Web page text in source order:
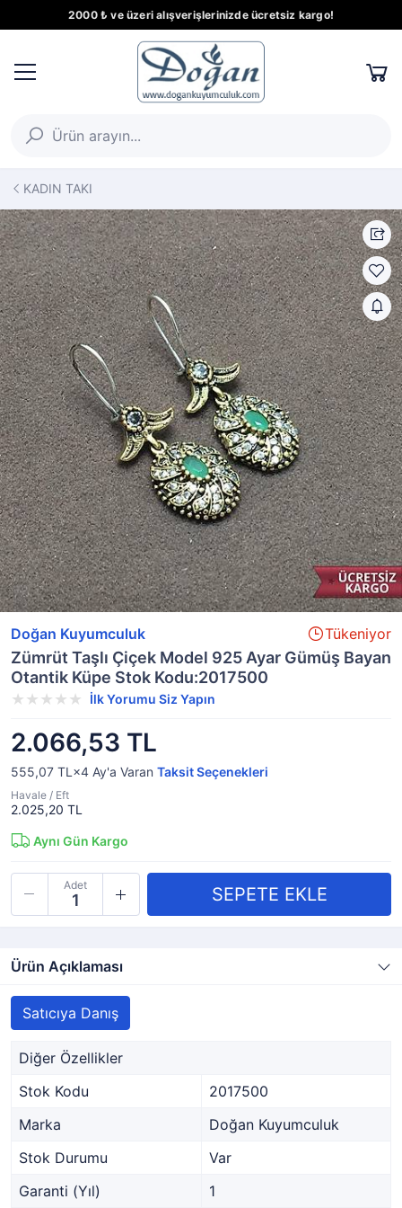
2000 ₺ ve üzeri alışverişlerinizde ücretsiz kargo!
KADIN TAKI
Doğan Kuyumculuk Tükeniyor
Zümrüt Taşlı Çiçek Model 925 Ayar Gümüş Bayan
Otantik Küpe Stok Kodu:2017500
İlk Yorumu Siz Yapın
2.066,53 TL
555,07 TL×4 Ay'a Varan Taksit Seçenekleri
Havale / Eft
2.025,20 TL
Aynı Gün Kargo
Adet
Ürün Açıklaması
Satıcıya Danış
Diğer Özellikler
Stok Kodu
2017500
Marka
Doğan Kuyumculuk
Stok Durumu
Var
Garanti (Yıl)
1